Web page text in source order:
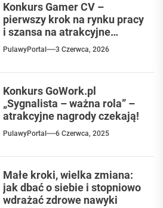
Konkurs Gamer CV –
pierwszy krok na rynku pracy
i szansa na atrakcyjne
nagrody
PulawyPortal 3 Czerwca, 2026
Konkurs GoWork.pl
„Sygnalista – ważna rola” –
atrakcyjne nagrody czekają!
PulawyPortal 6 Czerwca, 2025
Małe kroki, wielka zmiana:
jak dbać o siebie i stopniowo
wdrażać zdrowe nawyki